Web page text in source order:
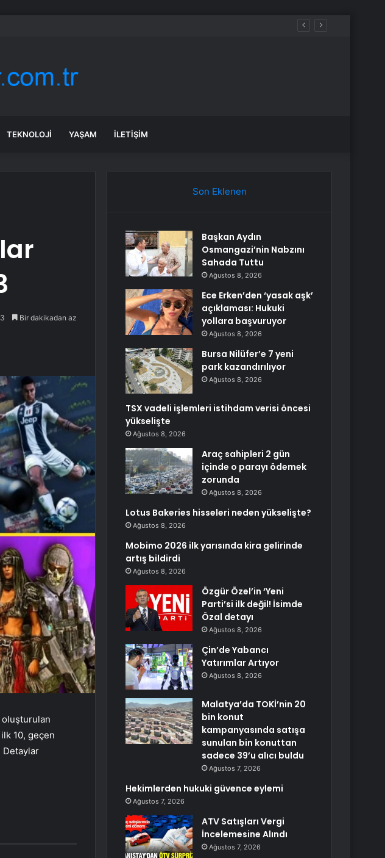
başvuruyor
TEKNOLOJI YAŞAM İLETIŞIM
3 Bir dakikadan az
oluşturulan
10, geçen
Detaylar
Son Eklenen
Başkan Aydın
Osmangazi’nin Nabzını
Sahada Tuttu
Ağustos 8, 2026
Ece Erken’den ‘yasak aşk’
açıklaması: Hukuki
yollara başvuruyor
Ağustos 8, 2026
Bursa Nilüfer’e 7 yeni
park kazandırılıyor
Ağustos 8, 2026
TSX vadeli işlemleri istihdam verisi öncesi
yükselişte
Ağustos 8, 2026
Araç sahipleri 2 gün
içinde o parayı ödemek
zorunda
Ağustos 8, 2026
Lotus Bakeries hisseleri neden yükselişte?
Ağustos 8, 2026
Mobimo 2026 ilk yarısında kira gelirinde
artış bildirdi
Ağustos 8, 2026
Özgür Özel’in ‘Yeni
Parti’si ilk değil! İsimde
Özal detayı
Ağustos 8, 2026
Çin’de Yabancı
Yatırımlar Artıyor
Ağustos 8, 2026
Malatya’da TOKİ’nin 20
bin konut
kampanyasında satışa
sunulan bin konuttan
sadece 39’u alıcı buldu
Ağustos 7, 2026
Hekimlerden hukuki güvence eylemi
Ağustos 7, 2026
ATV Satışları Vergi
İncelemesine Alındı
Ağustos 7, 2026